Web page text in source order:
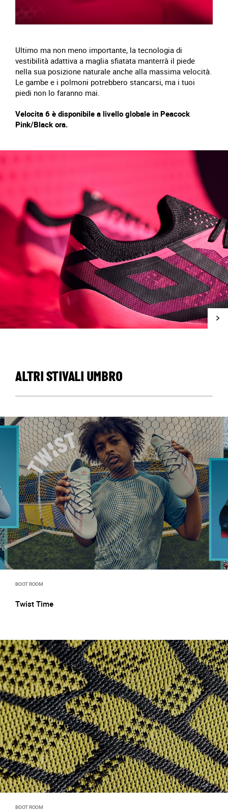
Ultimo ma non meno importante, la tecnologia di
vestibilità adattiva a maglia sfiatata manterrà il piede
nella sua posizione naturale anche alla massima velocità.
Le gambe e i polmoni potrebbero stancarsi, ma i tuoi
piedi non lo faranno mai.
Velocita 6 è disponibile a livello globale in Peacock
Pink/Black ora.
ALTRI STIVALI UMBRO
BOOT ROOM
Twist Time
BOOT ROOM